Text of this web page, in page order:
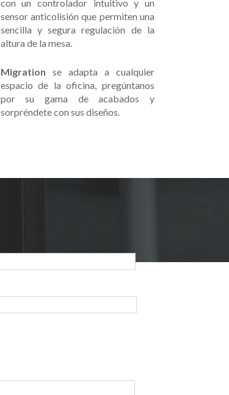
con un controlador intuitivo y un
sensor anticolisión que permiten una
sencilla y segura regulación de la
altura de la mesa.
Migration se adapta a cualquier
espacio de la oficina, pregúntanos
por su gama de acabados y
sorpréndete con sus diseños.